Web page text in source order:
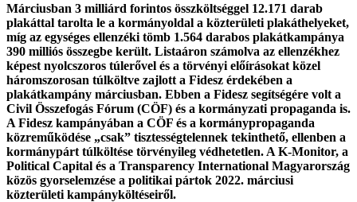
Márciusban 3 milliárd forintos összköltséggel 12.171 darab
plakáttal tarolta le a kormányoldal a közterületi plakáthelyeket,
míg az egységes ellenzéki tömb 1.564 darabos plakátkampánya
390 milliós összegbe került. Listaáron számolva az ellenzékhez
képest nyolcszoros túlerővel és a törvényi előírásokat közel
háromszorosan túlköltve zajlott a Fidesz érdekében a
plakátkampány márciusban. Ebben a Fidesz segítségére volt a
Civil Összefogás Fórum (CÖF) és a kormányzati propaganda is.
A Fidesz kampányában a CÖF és a kormánypropaganda
közreműködése „csak” tisztességtelennek tekinthető, ellenben a
kormánypárt túlköltése törvényileg védhetetlen. A K-Monitor, a
Political Capital és a Transparency International Magyarország
közös gyorselemzése a politikai pártok 2022. márciusi
közterületi kampányköltéseiről.